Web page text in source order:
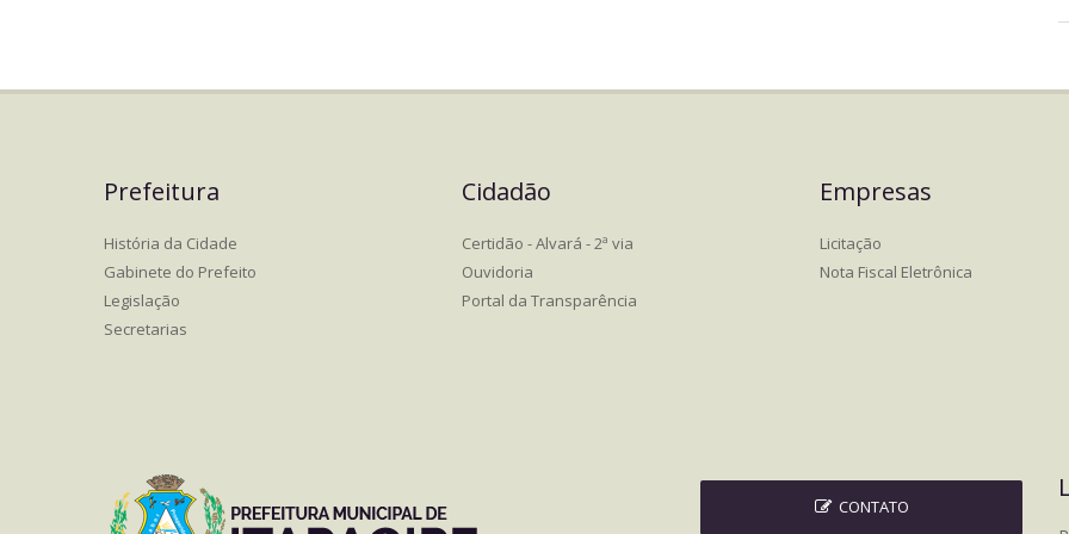
Prefeitura
História da Cidade
Gabinete do Prefeito
Legislação
Secretarias
Cidadão
Certidão - Alvará - 2ª via
Ouvidoria
Portal da Transparência
Empresas
Licitação
Nota Fiscal Eletrônica
CONTATO